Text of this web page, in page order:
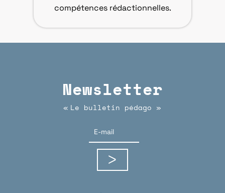
compétences rédactionnelles.
Newsletter
« Le bulletin pédago »